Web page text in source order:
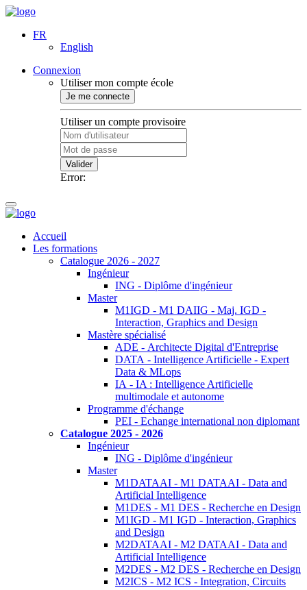
FR
English
Connexion
Utiliser mon compte école
Je me connecte
Utiliser un compte provisoire
Valider
Error:
Accueil
Les formations
Catalogue 2026 - 2027
Ingénieur
ING - Diplôme d'ingénieur
Master
M1IGD - M1 DAIIG - Maj. IGD -
Interaction, Graphics and Design
Mastère spécialisé
ADE - Architecte Digital d'Entreprise
DATA - Intelligence Artificielle - Expert
Data & MLops
IA - IA : Intelligence Artificielle
multimodale et autonome
Programme d'échange
PEI - Echange international non diplomant
Catalogue 2025 - 2026
Ingénieur
ING - Diplôme d'ingénieur
Master
M1DATAAI - M1 DATAAI - Data and
Artificial Intelligence
M1DES - M1 DES - Recherche en Design
M1IGD - M1 IGD - Interaction, Graphics
and Design
M2DATAAI - M2 DATAAI - Data and
Artificial Intelligence
M2DES - M2 DES - Recherche en Design
M2ICS - M2 ICS - Integration, Circuits